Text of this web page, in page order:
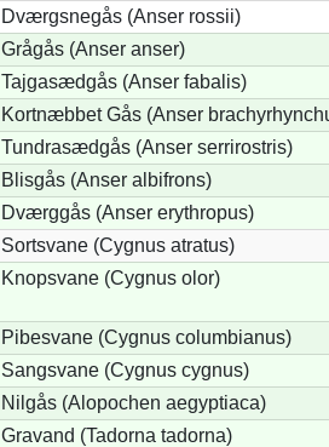
Dværgsnegås (Anser rossii)
Grågås (Anser anser)
Tajgasædgås (Anser fabalis)
Kortnæbbet Gås (Anser
Tundrasædgås (Anser serrirostris)
Blisgås (Anser albifrons)
Dværggås (Anser erythropus)
Sortsvane (Cygnus atratus)
Knopsvane (Cygnus olor)
Pibesvane (Cygnus columbianus)
Sangsvane (Cygnus cygnus)
Nilgås (Alopochen aegyptiaca)
Gravand (Tadorna tadorna)